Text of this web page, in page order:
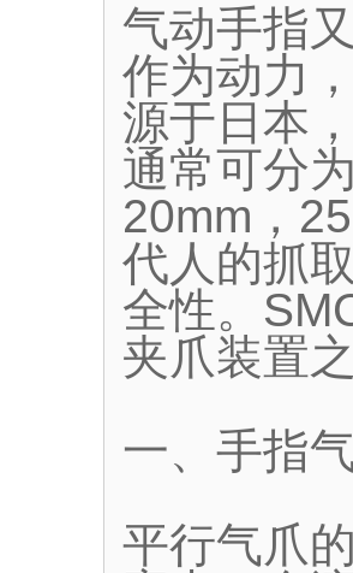
气动手指
作为动力
源于日本
通常可分
20mm，
代人的抓
全性。
夹爪装置
一、手指
平行气爪